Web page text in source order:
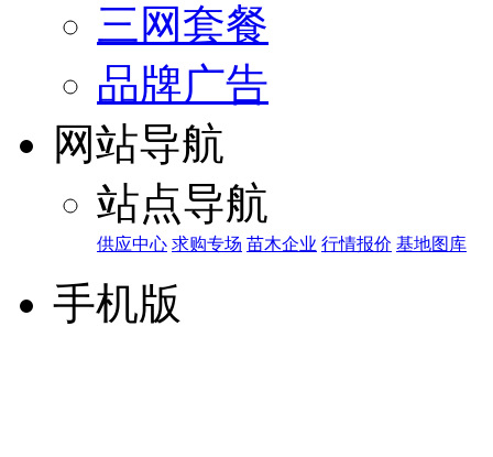
三网套餐
品牌广告
网站导航
站点导航
供应中心 求购专场 苗木企业 行情报价 基地图库
手机版